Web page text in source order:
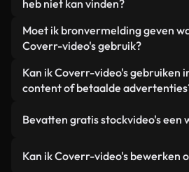
altijd weet wat je gebruikt.
achtergrond. Zo blijft de
laadtijden geminimaliseerd en
statistieken zoals LCP
heb niet kan vinden?
Met Coverr AI Studio maak je
Beschrijf de scène –
enkele seconden een
voldoet aan onze
Moet ik bronvermelding geven
Coverr-video's gebruik?
Naamsvermelding is niet
onze stockbibliotheek zijn
hoewel dit altijd op prijs wordt
Kan ik Coverr-video's gebruiken
content of betaalde
gebruikt in YouTube-video's
advertenties van klanten,
Bevatten gratis stockvideo's een
zijn of door AI gegenereerd –
Kan ik Coverr-video's bewerken